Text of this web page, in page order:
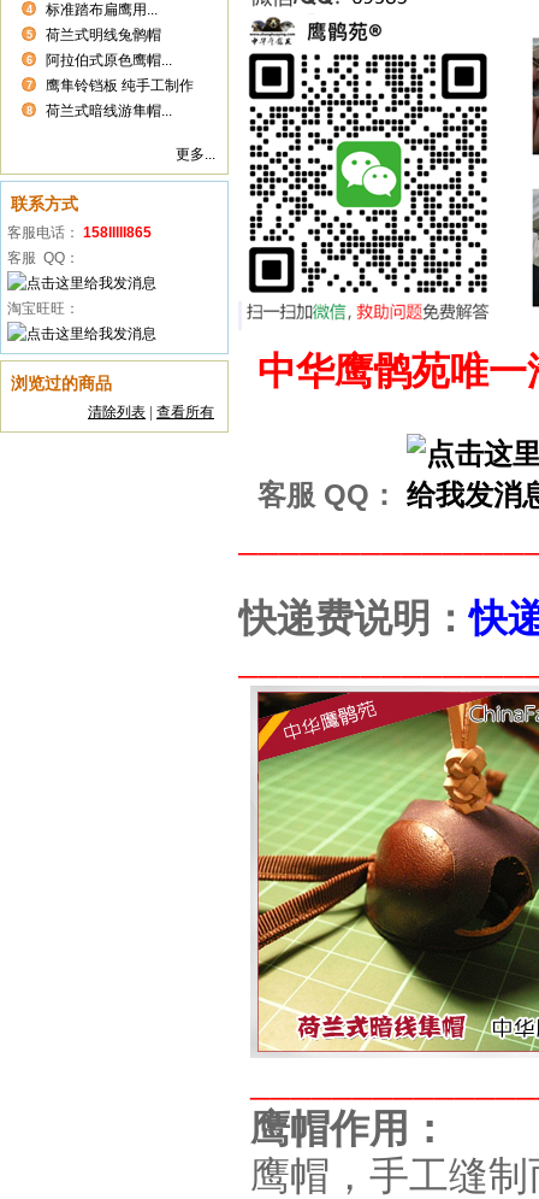
4 标准踏布扁鹰用...
5 荷兰式明线兔鹘帽
6 阿拉伯式原色鹰帽...
7 鹰隼铃铛板 纯手工制作
8 荷兰式暗线游隼帽...
更多...
联系方式
客服电话： 158lllll865
客服 QQ：
淘宝旺旺：
浏览过的商品
清除列表 查看所有
中华鹰鹘苑唯
客服 QQ：
快递费说明：快
鹰帽作用：
鹰帽，手工缝